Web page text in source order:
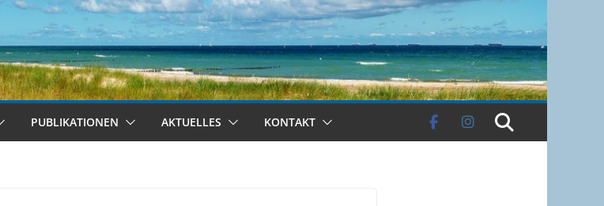
PUBLIKATIONEN AKTUELLES KONTAKT